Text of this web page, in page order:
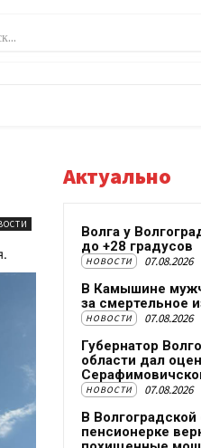
Актуально
Волга у
до +28 градусов
НОВОСТИ 07.08.2026
В Камышине
за смертельное
НОВОСТИ 07.08.2026
Губернатор
области дал
НОВОСТИ 07.08.2026
В Волгоградской
пенсионерке